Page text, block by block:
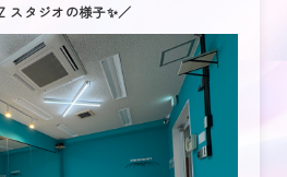
スタジオの様子✨／